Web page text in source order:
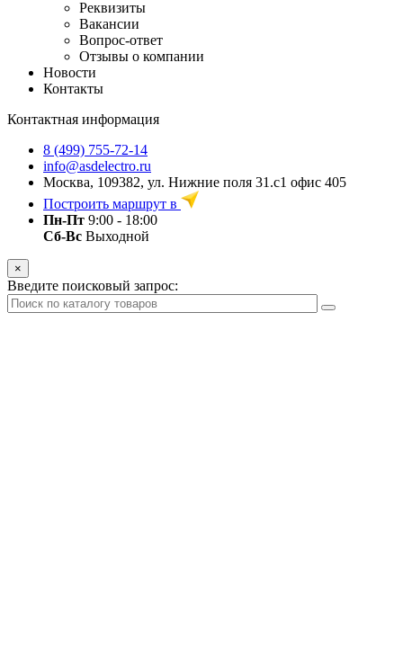
Реквизиты
Вакансии
Вопрос-ответ
Отзывы о компании
Новости
Контакты
Контактная информация
8 (499) 755-72-14
info@asdelectro.ru
Москва, 109382, ул. Нижние поля 31.с1 офис 405
Построить маршрут в
Пн-Пт 9:00 - 18:00
Сб-Вс Выходной
×
Введите поисковый запрос: